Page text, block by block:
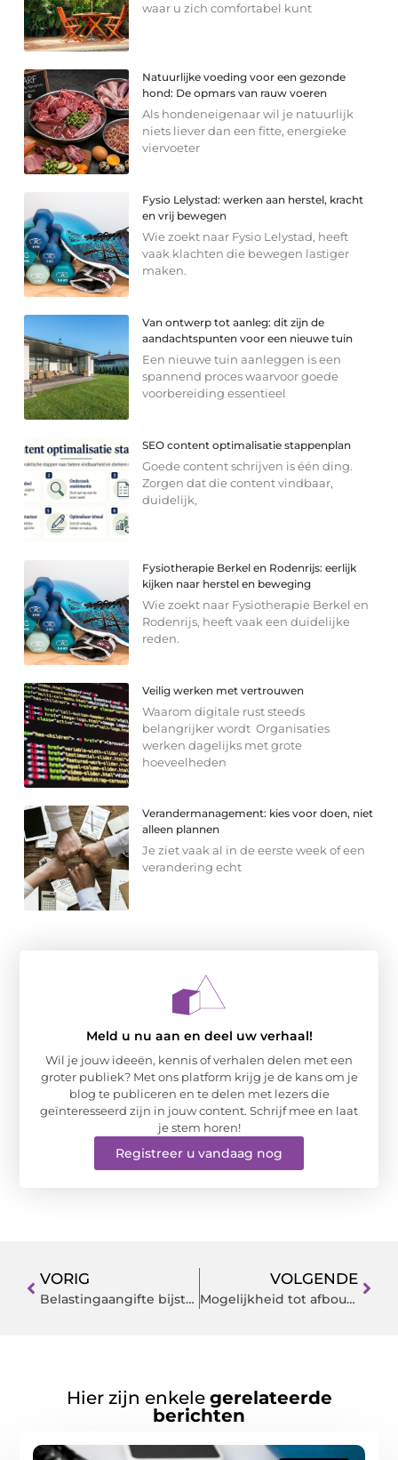
waar u zich comfortabel kunt
Natuurlijke voeding voor een gezonde
hond: De opmars van rauw voeren
Als hondeneigenaar wil je natuurlijk
niets liever dan een fitte, energieke
viervoeter
Fysio Lelystad: werken aan herstel, kracht
en vrij bewegen
Wie zoekt naar Fysio Lelystad, heeft
vaak klachten die bewegen lastiger
maken.
Van ontwerp tot aanleg: dit zijn de
aandachtspunten voor een nieuwe tuin
Een nieuwe tuin aanleggen is een
spannend proces waarvoor goede
voorbereiding essentieel
SEO content optimalisatie stappenplan
Goede content schrijven is één ding.
Zorgen dat die content vindbaar,
duidelijk,
Fysiotherapie Berkel en Rodenrijs: eerlijk
kijken naar herstel en beweging
Wie zoekt naar Fysiotherapie Berkel en
Rodenrijs, heeft vaak een duidelijke
reden.
Veilig werken met vertrouwen
Waarom digitale rust steeds
belangrijker wordt Organisaties
werken dagelijks met grote
hoeveelheden
Verandermanagement: kies voor doen, niet
alleen plannen
Je ziet vaak al in de eerste week of een
verandering echt
Meld u nu aan en deel uw verhaal!
Wil je jouw ideeën, kennis of verhalen delen met een
groter publiek? Met ons platform krijg je de kans om je
blog te publiceren en te delen met lezers die
geïnteresseerd zijn in jouw content. Schrijf mee en laat
je stem horen!
Registreer u vandaag nog
VORIG
Belastingaangifte bijstand in Nederland
VOLGENDE
Mogelijkheid tot afbouw salderingsregeling
Hier zijn enkele gerelateerde
berichten